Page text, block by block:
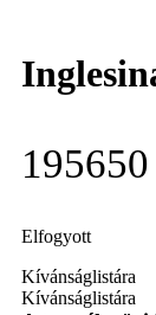
195650
Elfogyott
Kívánságlistára
Kívánságlistára